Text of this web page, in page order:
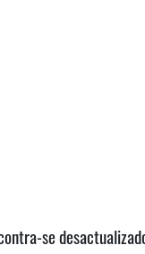
se